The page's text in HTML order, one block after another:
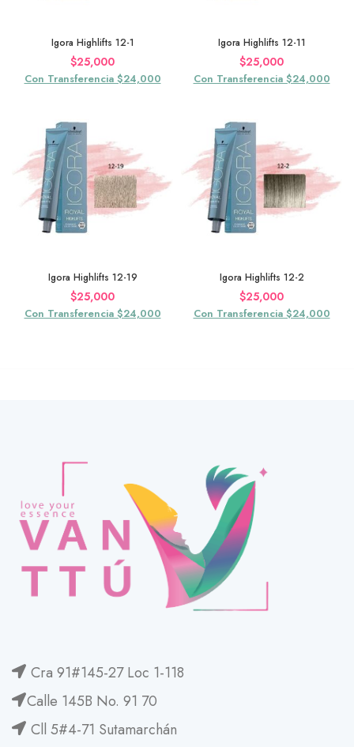
Igora Highlifts 12-1
$25,000
Con Transferencia $24,000
Igora Highlifts 12-11
$25,000
Con Transferencia $24,000
Igora Highlifts 12-19
$25,000
Con Transferencia $24,000
Igora Highlifts 12-2
$25,000
Con Transferencia $24,000
Cra 91#145-27 Loc 1-118
Calle 145B No. 91 70
Cll 5#4-71 Sutamarchán